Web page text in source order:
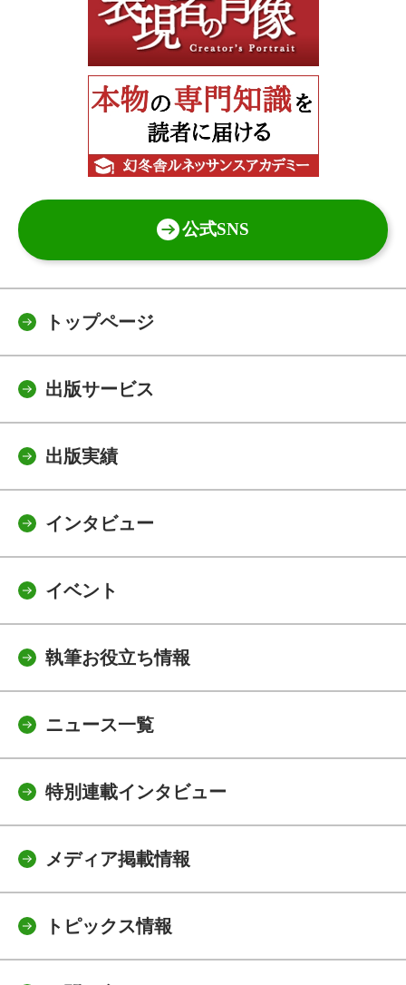
公式SNS
トップページ
出版サービス
出版実績
インタビュー
イベント
執筆お役立ち情報
ニュース一覧
特別連載インタビュー
メディア掲載情報
トピックス情報